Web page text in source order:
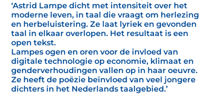
‘Astrid Lampe dicht met intensiteit over het
moderne leven, in taal die vraagt om herlezing
en herbeluistering. Ze laat lyriek en gevonden
taal in elkaar overlopen. Het resultaat is een
open tekst.
Lampes ogen en oren voor de invloed van
digitale technologie op economie, klimaat en
genderverhoudingen vallen op in haar oeuvre.
Ze heeft de poëzie beïnvloed van veel jongere
dichters in het Nederlands taalgebied.’